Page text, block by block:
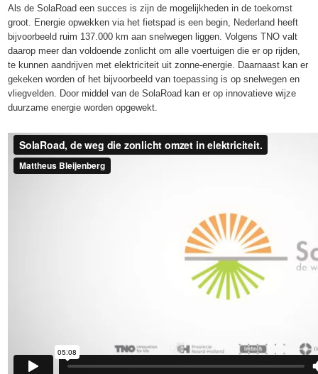
Als de SolaRoad een succes is zijn de mogelijkheden in de toekomst
groot. Energie opwekken via het fietspad is een begin, Nederland heeft
bijvoorbeeld ruim 137.000 km aan snelwegen liggen. Volgens TNO valt
daarop meer dan voldoende zonlicht om alle voertuigen die er op rijden,
te kunnen aandrijven met elektriciteit uit zonne-energie. Daarnaast kan er
gekeken worden of het bijvoorbeeld van toepassing is op snelwegen en
vliegvelden. Door middel van de SolaRoad kan er op innovatieve wijze
duurzame energie worden opgewekt.